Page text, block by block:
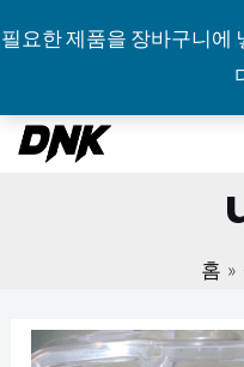
필요한 제품을 장바구니에
홈